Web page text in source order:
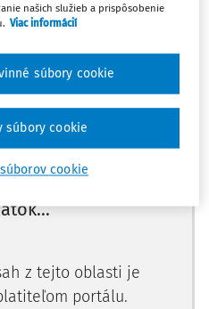
predplatné?
z tejto oblasti je
portálu.
našich služieb a prispôsobenie
Viac informácií
cookie
súbory cookie
súbory cookie